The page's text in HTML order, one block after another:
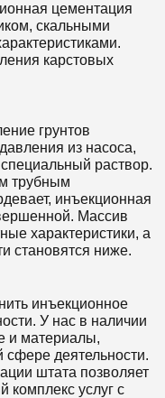
цементация
скальными
карстовых
грунтов
из насоса,
раствор.
трубным
инъекционная
Массив
характеристики, а
становятся ниже.
инъекционное
У нас в наличии
и материалы,
деятельности.
штата позволяет
комплекс услуг с